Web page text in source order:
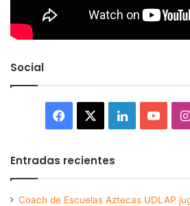
Social
Facebook LinkedIn
Entradas recientes
Coach de Escuelas Aztecas UDLAP